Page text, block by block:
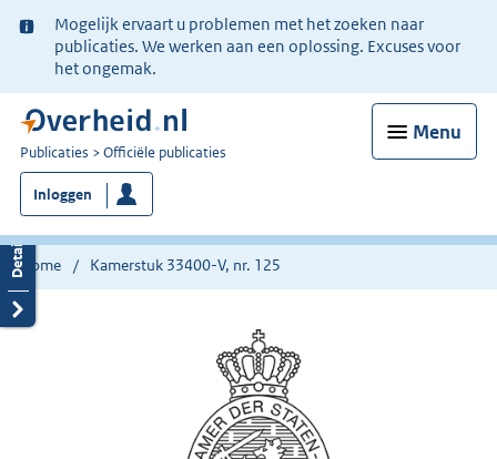
Ter
informatie:
Mogelijk ervaart u problemen met het zoeken naar
publicaties. We werken aan een oplossing. Excuses voor
het ongemak.
Menu
U
bent
nu
hier:
Publicaties Officiële publicaties
Inloggen
Home Kamerstuk 33400-V, nr. 125